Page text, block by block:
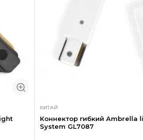
КИТАЙ
Коннектор гибкий Ambrella
System GL7087